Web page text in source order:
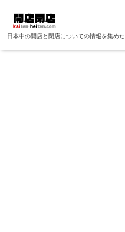
日本中の開店と閉店についての情報を集め